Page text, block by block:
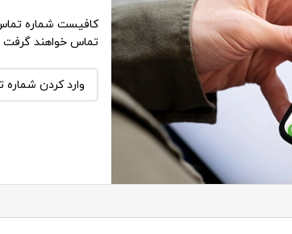
کافیست شماره
تماس خواهند گرفت